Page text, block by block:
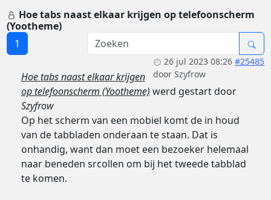
Hoe tabs naast elkaar krijgen op telefoonscherm
(Yootheme)
1
26 jul 2023 08:26 #25485
doorSzyfrow
Hoe tabs naast elkaar krijgen
op telefoonscherm (Yootheme) werd gestart door
Szyfrow
Op het scherm van een mobiel komt de in houd
van de tabbladen onderaan te staan. Dat is
onhandig, want dan moet een bezoeker helemaal
naar beneden srcollen om bij het tweede tabblad
te komen.